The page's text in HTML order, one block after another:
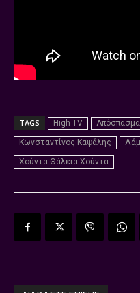
TAGS High TV Απόσπασμα
Κωνσταντίνος Καψάλης
Χούντα Θάλεια Χούντα